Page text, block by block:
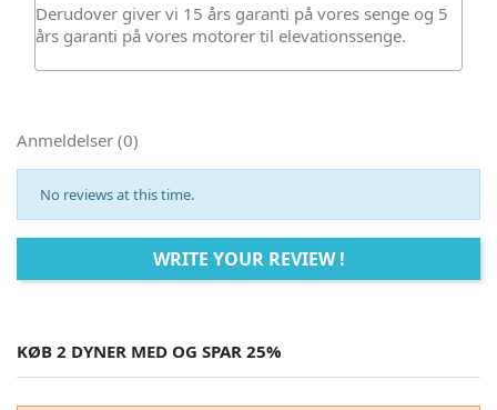
Derudover giver vi 15 års garanti på vores senge og 5
års garanti på vores motorer til elevationssenge.
Anmeldelser (0)
No reviews at this time.
WRITE YOUR REVIEW !
KØB 2 DYNER MED OG SPAR 25%